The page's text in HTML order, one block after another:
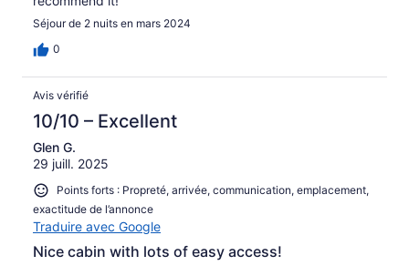
Séjour de 2 nuits en mars 2024
0
Avis vérifié
10/10 – Excellent
Glen G.
29 juill. 2025
Points forts : Propreté, arrivée, communication, emplacement,
exactitude de l’annonce
Traduire avec Google
Nice cabin with lots of easy access!